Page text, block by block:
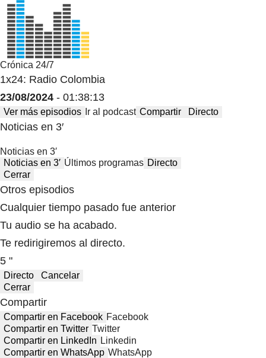
Crónica 24/7
1x24: Radio Colombia
23/08/2024 - 01:38:13
Ver más episodios Ir al podcast Compartir Directo
Noticias en 3′
Noticias en 3′
Noticias en 3′ Últimos programas Directo
Cerrar
Otros episodios
Cualquier tiempo pasado fue anterior
Tu audio se ha acabado.
Te redirigiremos al directo.
5 "
Directo
Cancelar
Cerrar
Compartir
Compartir en Facebook Facebook
Compartir en Twitter Twitter
Compartir en LinkedIn Linkedin
Compartir en WhatsApp WhatsApp